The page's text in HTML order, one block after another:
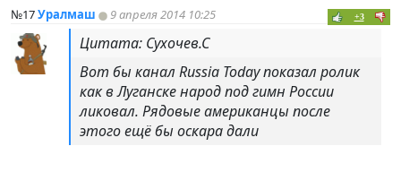
№17Уралмаш 9 апреля 2014 10:25 +3
Цитата: Сухочев.С
Вот бы канал Russia Today показал ролик
как в Луганске народ под гимн России
ликовал. Рядовые американцы после
этого ещё бы оскара дали